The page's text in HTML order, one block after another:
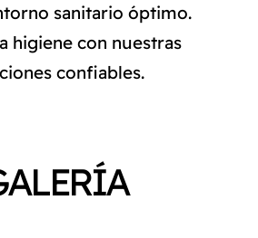
sanitario óptimo.
higiene con nuestras
confiables.